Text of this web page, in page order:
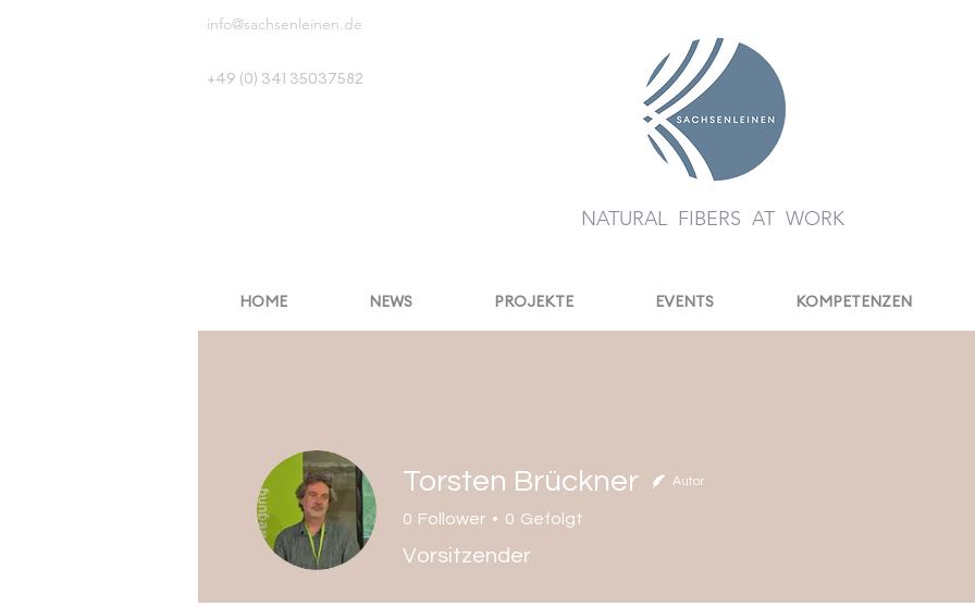
info@sachsenleinen.de
+49 (0) 341 35037582
NATURAL FIBERS AT WORK
HOME NEWS PROJEKTE EVENTS KOMPETENZEN
Torsten Brückner Autor
0 Follower 0 Gefolgt
Vorsitzender